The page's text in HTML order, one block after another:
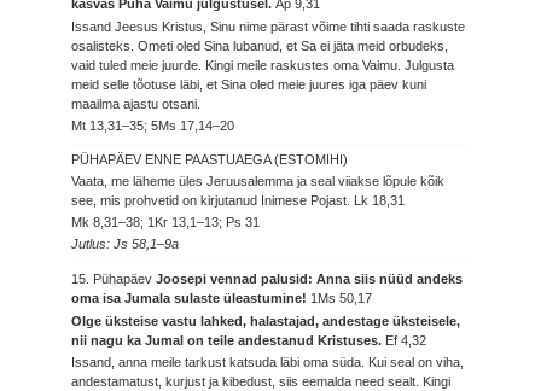
kasvas Püha Vaimu julgustusel.Ap 9,31
Issand Jeesus Kristus, Sinu nime pärast võime tihti saada raskuste
osalisteks. Ometi oled Sina lubanud, et Sa ei jäta meid orbudeks,
vaid tuled meie juurde. Kingi meile raskustes oma Vaimu. Julgusta
meid selle tõotuse läbi, et Sina oled meie juures iga päev kuni
maailma ajastu otsani.
Mt 13,31–35; 5Ms 17,14–20
PÜHAPÄEV ENNE PAASTUAEGA (ESTOMIHI)
Vaata, me läheme üles Jeruusalemma ja seal viiakse lõpule kõik
see, mis prohvetid on kirjutanud Inimese Pojast. Lk 18,31
Mk 8,31–38; 1Kr 13,1–13; Ps 31
Jutlus: Js 58,1–9a
15. PühapäevJoosepi vennad palusid: Anna siis nüüd andeks
oma isa Jumala sulaste üleastumine!1Ms 50,17
Olge üksteise vastu lahked, halastajad, andestage üksteisele,
nii nagu ka Jumal on teile andestanud Kristuses. Ef 4,32
Issand, anna meile tarkust katsuda läbi oma süda. Kui seal on viha,
andestamatust, kurjust ja kibedust, siis eemalda need sealt. Kingi